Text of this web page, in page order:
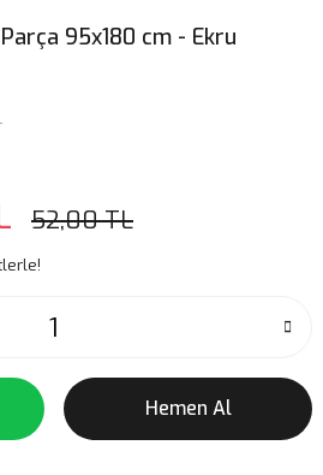
95x180 cm - Ekru
52,00 TL
Hemen Al